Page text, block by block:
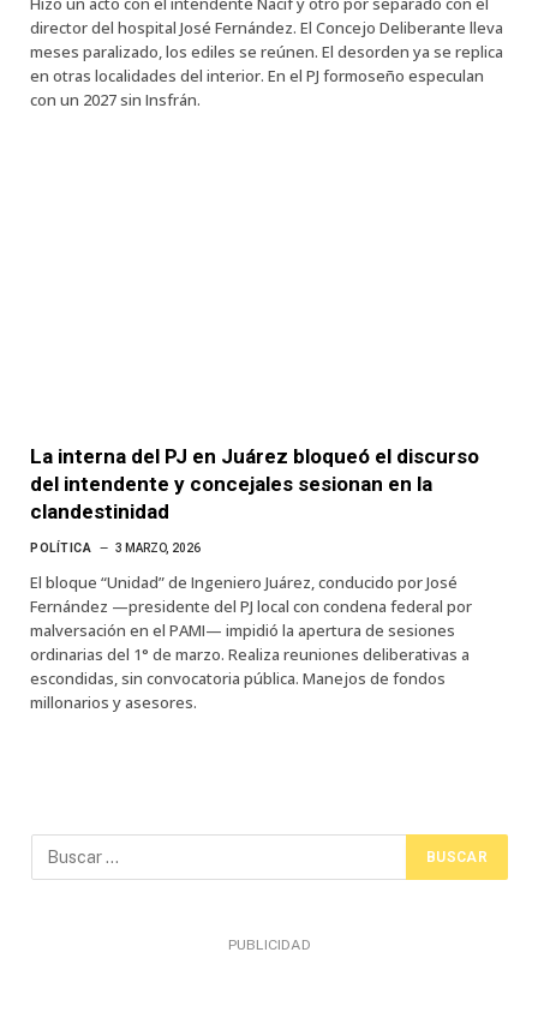
director del hospital José Fernández. El Concejo Deliberante lleva
meses paralizado, los ediles se reúnen. El desorden ya se replica
en otras localidades del interior. En el PJ formoseño especulan
con un 2027 sin Insfrán.
La interna del PJ en Juárez bloqueó el discurso
del intendente y concejales sesionan en la
clandestinidad
POLÍTICA 3 MARZO, 2026
El bloque “Unidad” de Ingeniero Juárez, conducido por José
Fernández —presidente del PJ local con condena federal por
malversación en el PAMI— impidió la apertura de sesiones
ordinarias del 1° de marzo. Realiza reuniones deliberativas a
escondidas, sin convocatoria pública. Manejos de fondos
millonarios y asesores.
PUBLICIDAD